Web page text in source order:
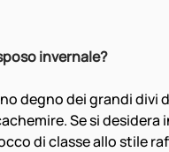
invernale?
degno dei grandi divi
Se si desidera
di classe allo stile